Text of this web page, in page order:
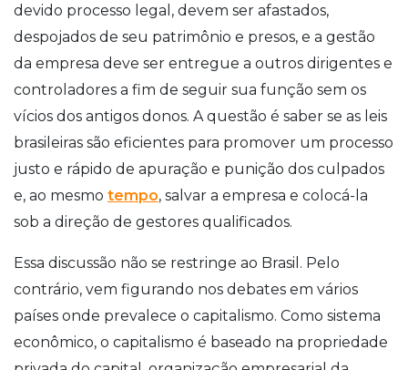
devido processo legal, devem ser afastados,
despojados de seu patrimônio e presos, e a gestão
da empresa deve ser entregue a outros dirigentes e
controladores a fim de seguir sua função sem os
vícios dos antigos donos. A questão é saber se as leis
brasileiras são eficientes para promover um processo
justo e rápido de apuração e punição dos culpados
e, ao mesmo tempo, salvar a empresa e colocá-la
sob a direção de gestores qualificados.
Essa discussão não se restringe ao Brasil. Pelo
contrário, vem figurando nos debates em vários
países onde prevalece o capitalismo. Como sistema
econômico, o capitalismo é baseado na propriedade